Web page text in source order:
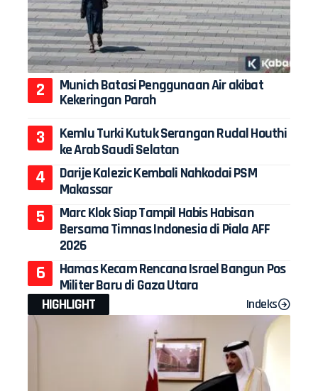
Munich Batasi Penggunaan Air akibat
Kekeringan Parah
Kemlu Turki Kutuk Serangan Rudal Houthi
ke Arab Saudi Selatan
Darije Kalezic Kembali Nahkodai PSM
Makassar
Marc Klok Siap Tampil Habis Habisan
Bersama Timnas Indonesia di Piala AFF
2026
Hamas Kecam Rencana Israel Bangun Pos
Militer Baru di Gaza Utara
HIGHLIGHT
Indeks